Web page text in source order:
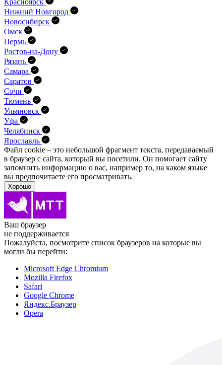
Красноярск
Нижний Новгород
Новосибирск
Омск
Пермь
Ростов-на-Дону
Рязань
Самара
Саратов
Сочи
Тюмень
Ульяновск
Уфа
Челябинск
Ярославль
Файл cookie – это небольшой фрагмент текста, передава­емый
в браузер с сайта, который вы посетили. Он помо­гает сайту
запомнить информацию о вас, например то, на каком языке
вы предпочитаете его просматривать.
Хорошо
Ваш браузер
не поддерживается
Пожалуйста, посмотрите список браузеров на которые вы
могли бы перейти:
Microsoft Edge Chromium
Mozilla Firefox
Safari
Google Chrome
Яндекс.Браузер
Opera